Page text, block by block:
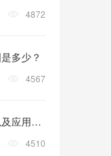
4872
多少？
4567
一氧化碳检测仪的特点以及应用领域
4510